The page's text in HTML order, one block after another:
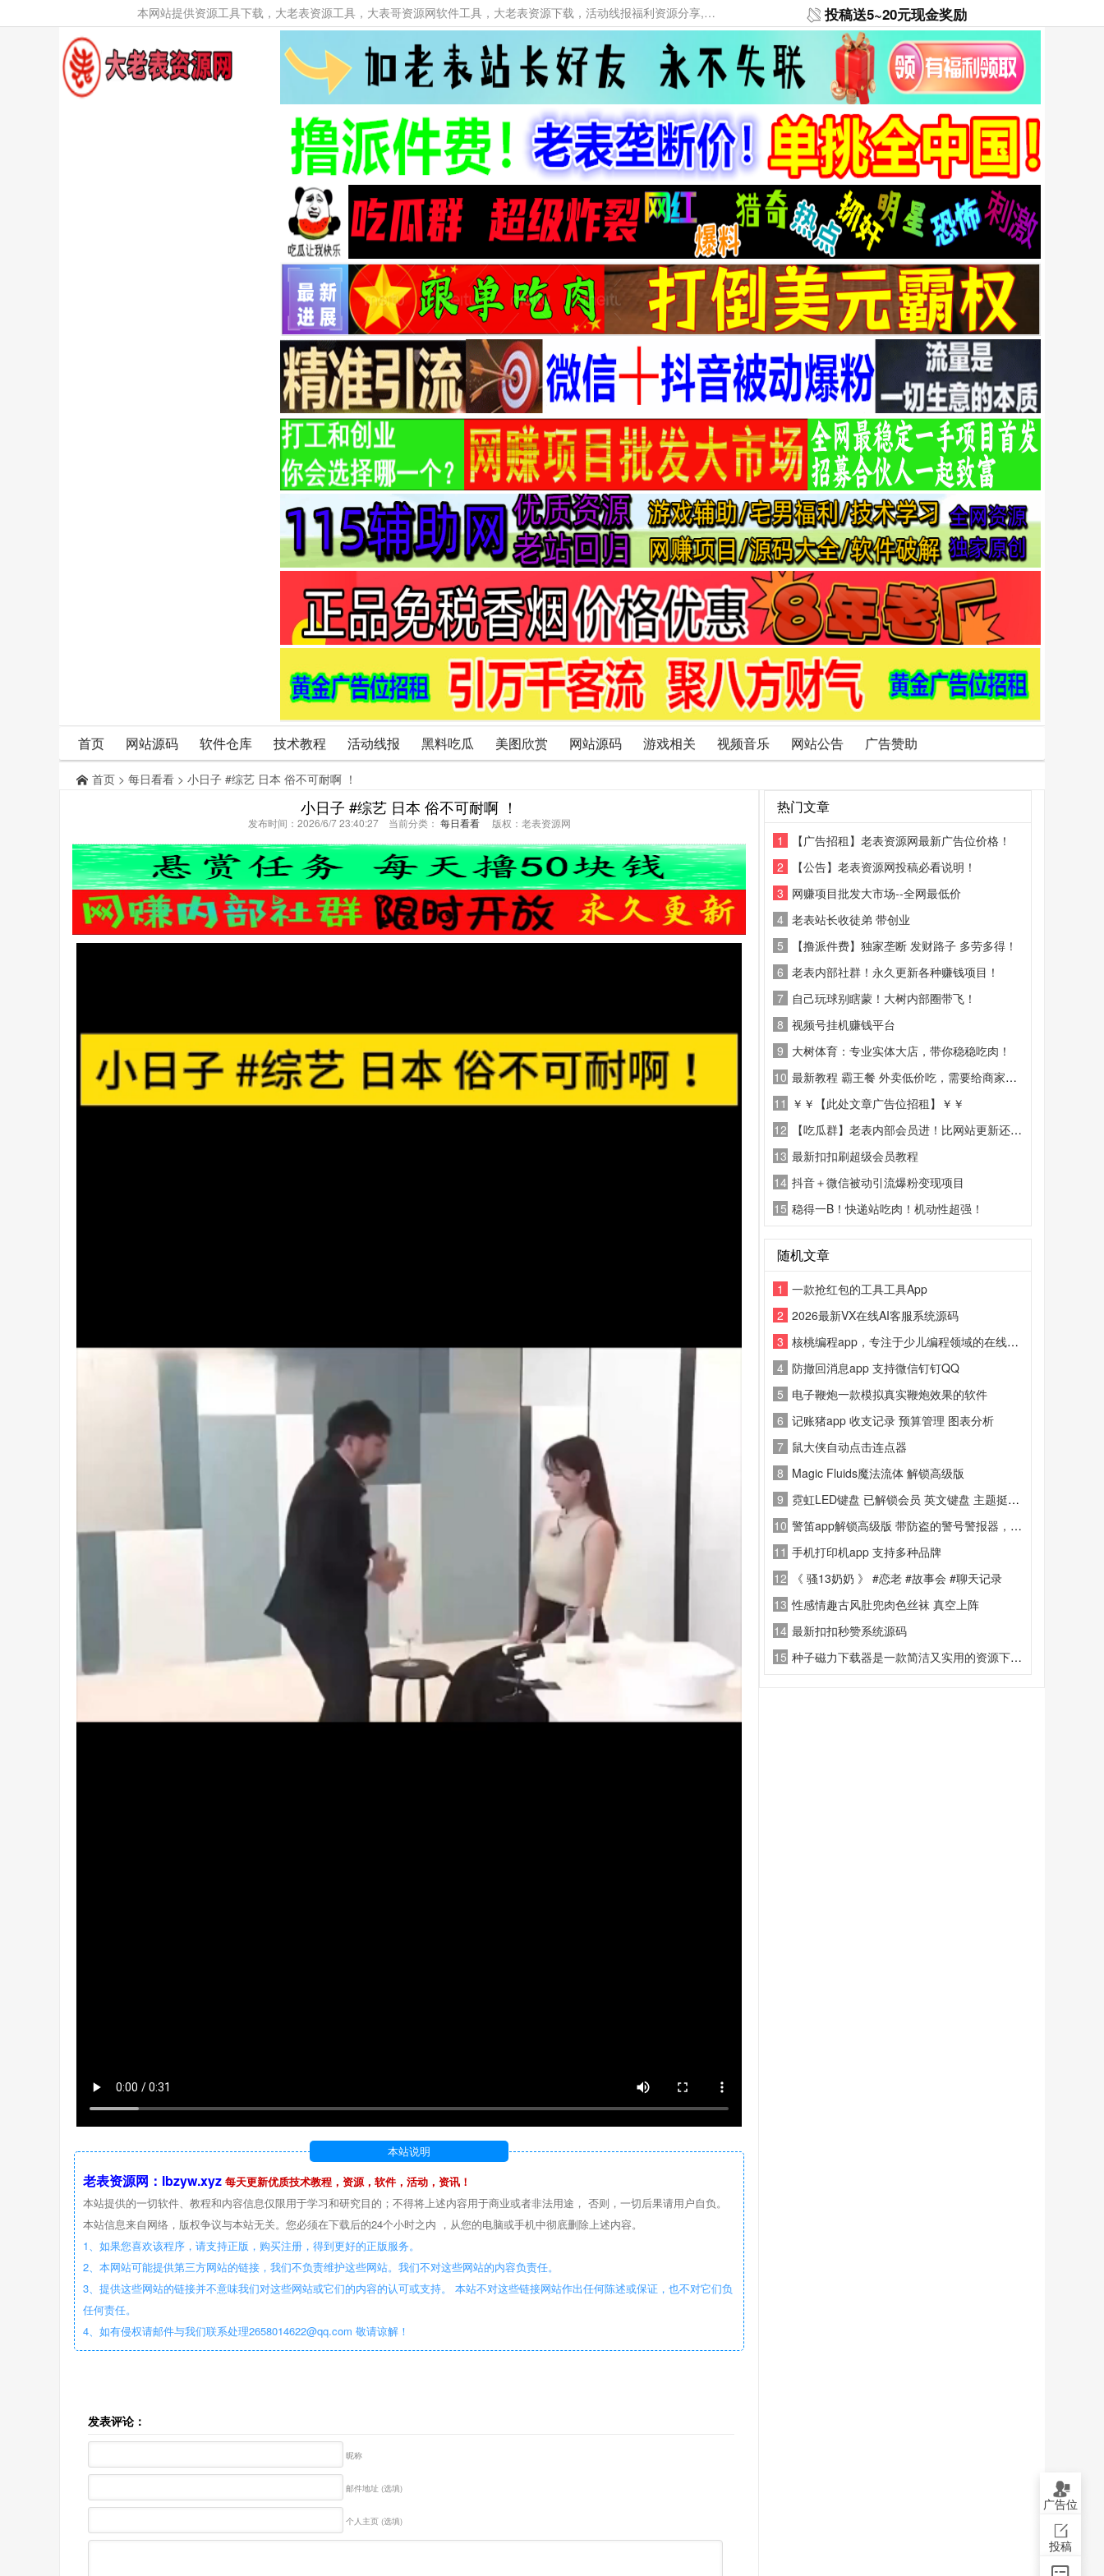
本网站提供资源工具下载，大老表资源工具，大表哥资源网软件工具，大老表资源下载，活动线报福利资源分享,活动线报，大型网游经典游戏，网络热门技术游戏辅助交流与分享。 投稿送5~20元现金奖励
首页 网站源码 软件仓库 技术教程 活动线报 黑料吃瓜 美图欣赏 网站源码 游戏相关 视频音乐 网站公告 广告赞助
首页 > 每日看看 > 小日子 #综艺 日本 俗不可耐啊 ！
小日子 #综艺 日本 俗不可耐啊 ！
发布时间：2026/6/7 23:40:27 当前分类： 每日看看版权：老表资源网
本站说明
老表资源网：lbzyw.xyz 每天更新优质技术教程，资源，软件，活动，资讯！
本站提供的一切软件、教程和内容信息仅限用于学习和研究目的；不得将上述内容用于商业或者非法用途， 否则，一切后果请用户自负。
本站信息来自网络，版权争议与本站无关。您必须在下载后的24个小时之内 ，从您的电脑或手机中彻底删除上述内容。
1、如果您喜欢该程序，请支持正版，购买注册，得到更好的正版服务。
2、本网站可能提供第三方网站的链接，我们不负责维护这些网站。我们不对这些网站的内容负责任。
3、提供这些网站的链接并不意味我们对这些网站或它们的内容的认可或支持。 本站不对这些链接网站作出任何陈述或保证，也不对它们负
任何责任。
4、如有侵权请邮件与我们联系处理2658014622@qq.com 敬请谅解！
发表评论：
昵称
邮件地址 (选填)
个人主页 (选填)
热门文章
1
【广告招租】老表资源网最新广告位价格！
2
【公告】老表资源网投稿必看说明！
3 网赚项目批发大市场--全网最低价
4 老表站长收徒弟 带创业
5
【撸派件费】独家垄断 发财路子 多劳多得！
6 老表内部社群！永久更新各种赚钱项目！
7 自己玩球别瞎蒙！大树内部圈带飞！
8 视频号挂机赚钱平台
9 大树体育：专业实体大店，带你稳稳吃肉！
10 最新教程 霸王餐 外卖低价吃，需要给商家好评
11 ￥￥【此处文章广告位招租】￥￥
12
【吃瓜群】老表内部会员进！比网站更新还精彩！
13 最新扣扣刷超级会员教程
14 抖音＋微信被动引流爆粉变现项目
15 稳得一B！快递站吃肉！机动性超强！
随机文章
1
一款抢红包的工具工具App
2 2026最新VX在线AI客服系统源码
3 核桃编程app，专注于少儿编程领域的在线教育品牌，专为平板用户匠心打造的移动少儿编程学习平台
4 防撤回消息app 支持微信钉钉QQ
5 电子鞭炮一款模拟真实鞭炮效果的软件
6 记账猪app 收支记录 预算管理 图表分析
7 鼠大侠自动点击连点器
8 Magic Fluids魔法流体 解锁高级版
9 霓虹LED键盘 已解锁会员 英文键盘 主题挺多的
10 警笛app解锁高级版 带防盗的警号警报器，警号铃声和带声音的闪光灯
11 手机打印机app 支持多种品牌
12
《 骚13奶奶 》 #恋老 #故事会 #聊天记录
13 性感情趣古风肚兜肉色丝袜 真空上阵
14 最新扣扣秒赞系统源码
15 种子磁力下载器是一款简洁又实用的资源下载软件
广告位
投稿